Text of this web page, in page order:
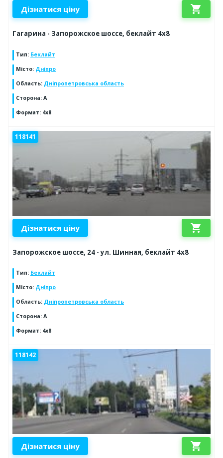
Дізнатися ціну shopping_cart
Гагарина - Запорожское шоссе, беклайт 4х8
Тип: Беклайт
Місто: Дніпро
Область: Дніпропетровська область
Сторона: A
Формат: 4х8
118141
Дізнатися ціну shopping_cart
Запорожское шоссе, 24 - ул. Шинная, беклайт 4х8
Тип: Беклайт
Місто: Дніпро
Область: Дніпропетровська область
Сторона: A
Формат: 4х8
118142
Дізнатися ціну shopping_cart